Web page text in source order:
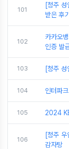
101
[청주
받은 후기
102
카카오
인증 발
103 [청주
104 인터파
105 2024
106
[청주
감자탕